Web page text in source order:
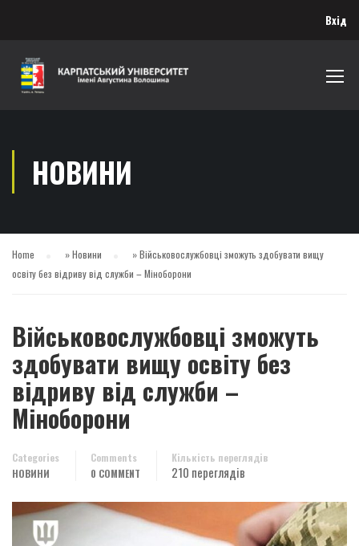
Вхід
НОВИНИ
Home »Новини »Військовослужбовці зможуть здобувати вищу
освіту без відриву від служби – Міноборони
Військовослужбовці зможуть
здобувати вищу освіту без
відриву від служби –
Міноборони
Categories
НОВИНИ
Comments
0 COMMENT
Кількість переглядів
210 переглядів